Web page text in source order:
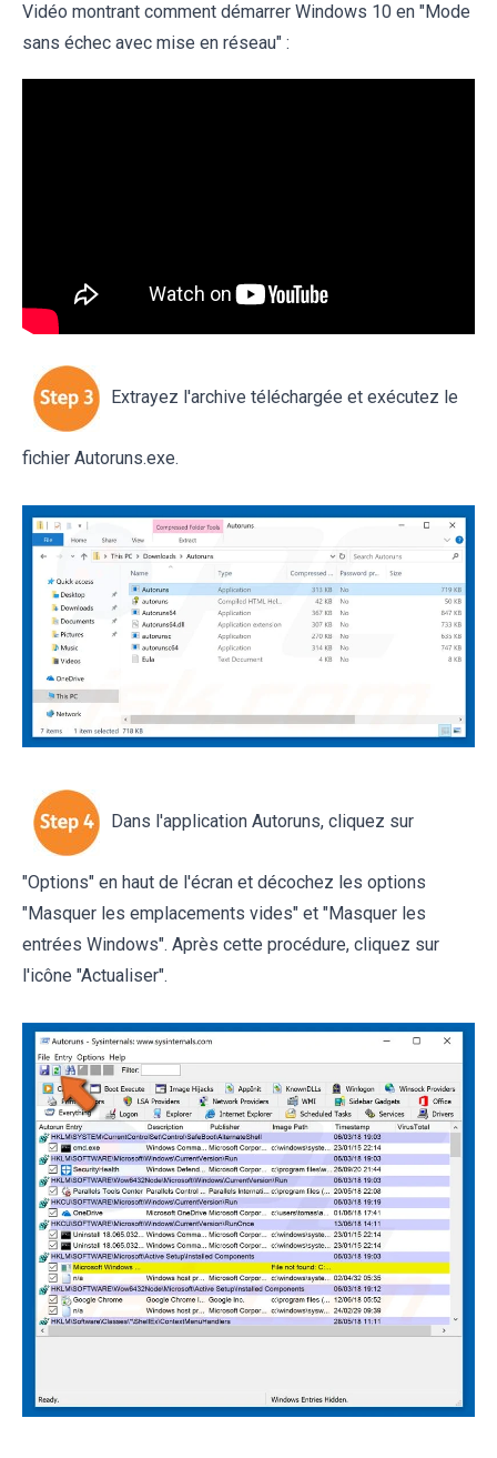
Vidéo montrant comment démarrer Windows 10 en "Mode
sans échec avec mise en réseau" :
Extrayez l'archive téléchargée et exécutez le
fichier Autoruns.exe.
Dans l'application Autoruns, cliquez sur
"Options" en haut de l'écran et décochez les options
"Masquer les emplacements vides" et "Masquer les
entrées Windows". Après cette procédure, cliquez sur
l'icône "Actualiser".